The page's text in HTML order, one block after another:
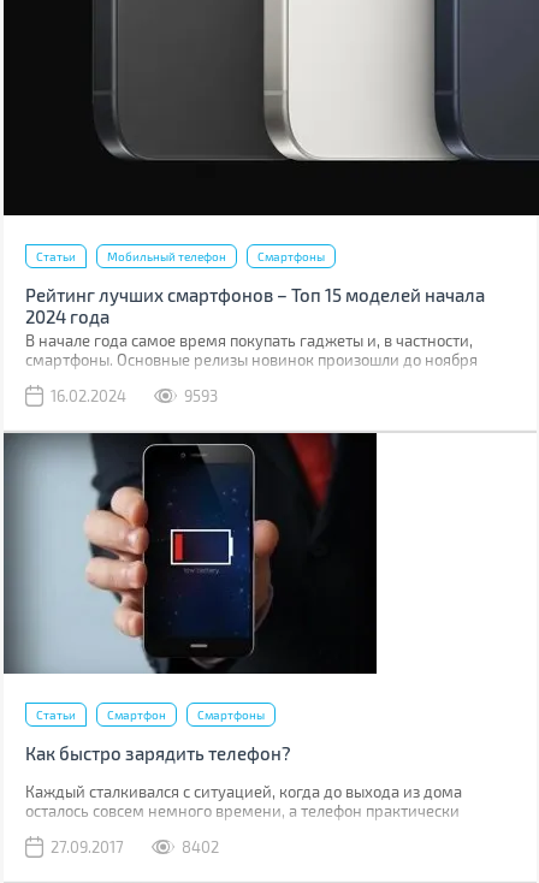
Статьи Мобильный телефон Смартфоны
Рейтинг лучших смартфонов – Топ 15 моделей начала
2024 года
В начале года самое время покупать гаджеты и, в частности,
смартфоны. Основные релизы новинок произошли до ноября
некоторые прошлогодние телефоны и вовсе подешевели на 30-
16.02.2024 9593
Статьи Смартфон Смартфоны
Как быстро зарядить телефон?
Каждый сталкивался с ситуацией, когда до выхода из дома
осталось совсем немного времени, а телефон практически
как максимально зарядить телефон за ограниченный
27.09.2017 8402